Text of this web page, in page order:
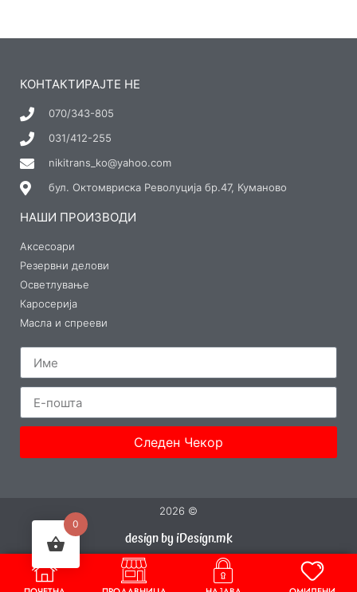
КОНТАКТИРАЈТЕ НЕ
070/343-805
031/412-255
nikitrans_ko@yahoo.com
бул. Октомвриска Револуција бр.47, Куманово
НАШИ ПРОИЗВОДИ
Аксесоари
Резервни делови
Осветлување
Каросерија
Масла и спрееви
Следен Чекор
2026 ©
design by iDesign.mk
0